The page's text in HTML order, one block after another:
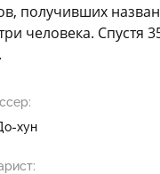
получивших
человека. Спустя
хун